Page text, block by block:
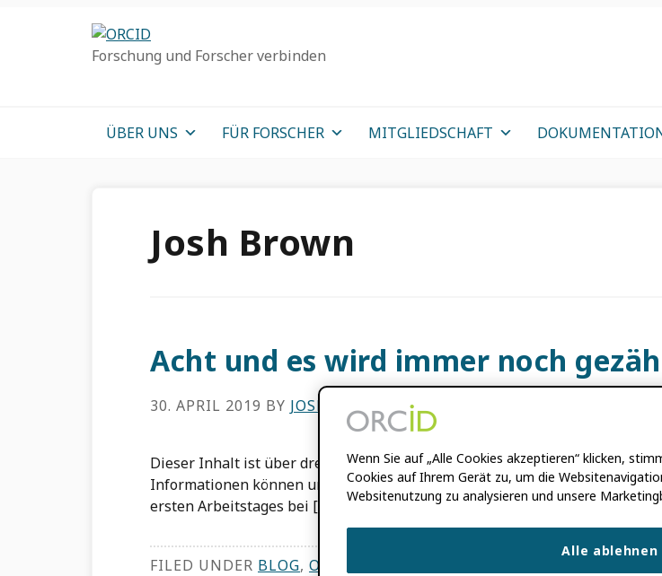
HauptnavigationForschung und Forscher verbinden
ÜBER UNS FÜR FORSCHER MITGLIEDSCHAFT
Josh Brown
Acht und es wird immer noch
30. APRIL 2019 BY JOSH BROWN
Dieser Inhalt ist über drei Jahre alt. Die in diesem Beitrag enthaltenen
Informationen können ungenau sein. Morgen wäre der fünfte Jahrestag
ersten Arbeitstages bei […] gewesen.
FILED UNDER BLOG, ORCID NEWS
Wenn Sie auf „Alle Cookies akzeptieren“ klicken,
Cookies auf Ihrem Gerät zu, um die
Websitenutzung zu analysieren und unsere
Alle ablehnen